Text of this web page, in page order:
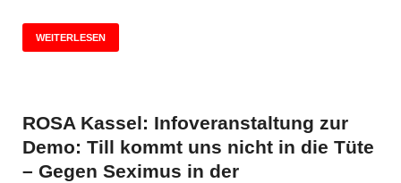
WEITERLESEN
ROSA Kassel: Infoveranstaltung zur
Demo: Till kommt uns nicht in die Tüte
– Gegen Seximus in der